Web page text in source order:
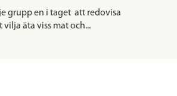
grupp en i taget att redovisa
äta viss mat och...